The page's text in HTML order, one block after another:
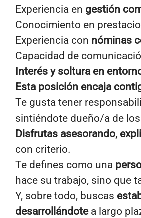
Experiencia en gestión
Conocimiento en
Experiencia con nóminas
Capacidad de
Interés y soltura en
Esta posición encaja
Te gusta tener
sintiéndote dueño/a de
Disfrutas asesorando,
con criterio.
Te defines como una
hace su trabajo, sino que
Y, sobre todo, buscas
desarrollándotea largo